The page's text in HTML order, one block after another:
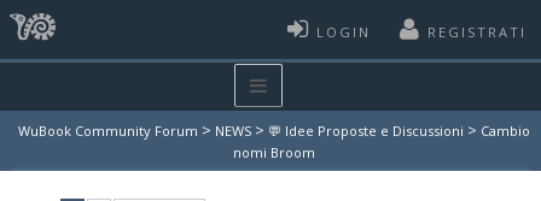
LOGIN REGISTRATI
WuBook Community Forum > NEWS > 💬 Idee Proposte e Discussioni > Cambio
nomi Broom